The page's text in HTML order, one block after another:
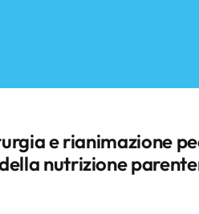
e rianimazione
nutrizione